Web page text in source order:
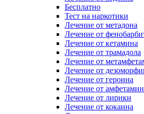
Бесплатно
Тест на наркотики
Лечение от метадона
Лечение от
Лечение от кетамина
Лечение от трамадола
Лечение от
Лечение от
Лечение от героина
Лечение от
Лечение от лирики
Лечение от кокаина